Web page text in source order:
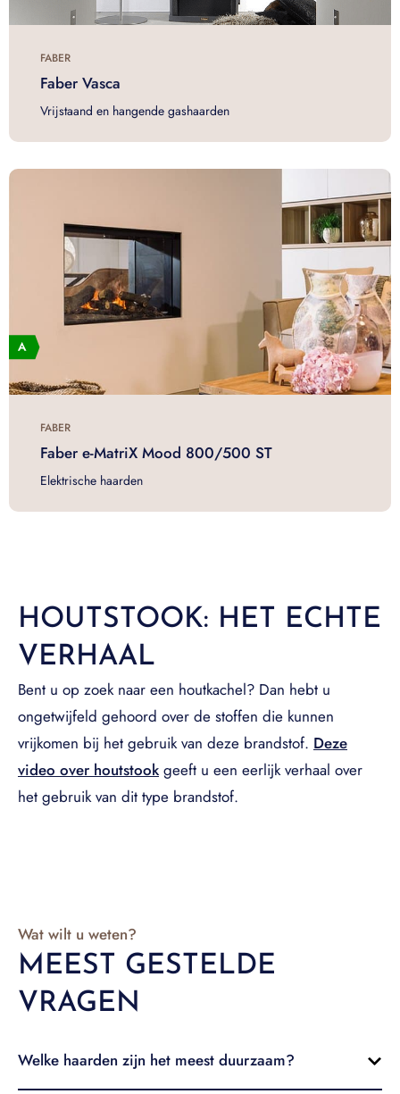
FABER
Faber Vasca
Vrijstaand en hangende gashaarden
FABER
Faber e-MatriX Mood 800/500 ST
Elektrische haarden
HOUTSTOOK: HET ECHTE
VERHAAL
Bent u op zoek naar een houtkachel? Dan hebt u
ongetwijfeld gehoord over de stoffen die kunnen
vrijkomen bij het gebruik van deze brandstof. Deze
video over houtstook geeft u een eerlijk verhaal over
het gebruik van dit type brandstof.
Wat wilt u weten?
MEEST GESTELDE
VRAGEN
Welke haarden zijn het meest duurzaam?